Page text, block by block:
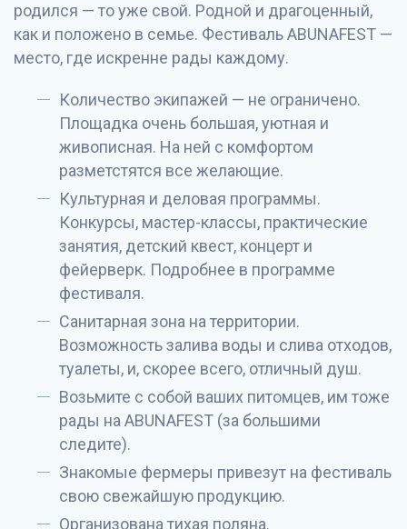
родился — то уже свой. Родной и драгоценный,
как и положено в семье. Фестиваль ABUNAFEST —
место, где искренне рады каждому.
Количество экипажей — не ограничено.
Площадка очень большая, уютная и
живописная. На ней с комфортом
разметстятся все желающие.
Культурная и деловая программы.
Конкурсы, мастер-классы, практические
занятия, детский квест, концерт и
фейерверк. Подробнее в программе
фестиваля.
Санитарная зона на территории.
Возможность залива воды и слива отходов,
туалеты, и, скорее всего, отличный душ.
Возьмите с собой ваших питомцев, им тоже
рады на ABUNAFEST (за большими
следите).
Знакомые фермеры привезут на фестиваль
свою свежайшую продукцию.
Организована тихая поляна.